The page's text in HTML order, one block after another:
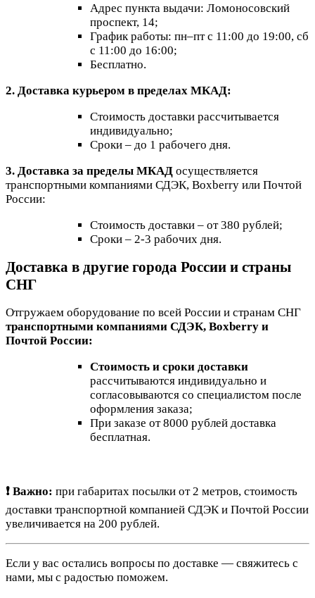
Адрес пункта выдачи: Ломоносовский
проспект, 14;
График работы: пн–пт с 11:00 до 19:00, сб
с 11:00 до 16:00;
Бесплатно.
2. Доставка курьером в пределах МКАД:
Стоимость доставки рассчитывается
индивидуально;
Сроки – до 1 рабочего дня.
3. Доставка за пределы МКАД осуществляется
транспортными компаниями СДЭК, Boxberry или Почтой
России:
Стоимость доставки – от 380 рублей;
Сроки – 2-3 рабочих дня.
Доставка в другие города России и страны
СНГ
Отгружаем оборудование по всей России и странам СНГ
транспортными компаниями СДЭК, Boxberry и
Почтой России:
Стоимость и сроки доставки
рассчитываются индивидуально и
согласовываются со специалистом после
оформления заказа;
При заказе от 8000 рублей доставка
бесплатная.
❗ Важно: при габаритах посылки от 2 метров, стоимость
доставки транспортной компанией СДЭК и Почтой России
увеличивается на 200 рублей.
Если у вас остались вопросы по доставке — свяжитесь с
нами, мы с радостью поможем.